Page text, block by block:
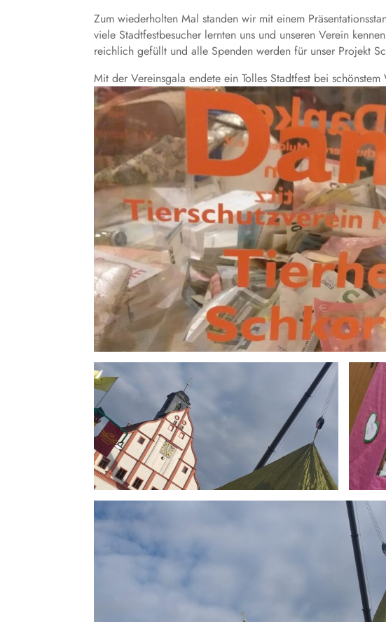
Zum wiederholten Mal standen wir mit einem
viele Stadtfestbesucher lernten uns und unseren Verein
reichlich gefüllt und alle Spenden werden für unser Projekt
Mit der Vereinsgala endete ein Tolles Stadtfest bei